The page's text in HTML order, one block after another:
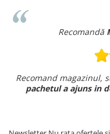
Recomandă
Recomand magazinul,
pachetul a ajuns in